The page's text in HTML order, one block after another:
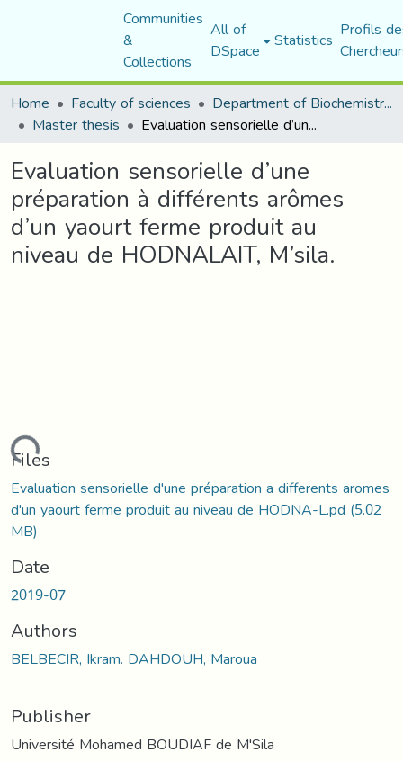
Communities
&
Collections
All of
DSpace Statistics Profils
Home
Faculty of sciences Department of Biochemistry and Microbiology
Master thesis Evaluation sensorielle d’une préparation à différents arômes d’un yaourt ferme produit au niveau de HODNALAIT, M’sila.
Evaluation sensorielle d’une
préparation à différents arômes
d’un yaourt ferme produit au
niveau de HODNALAIT, M’sila.
Files
Evaluation sensorielle d'une préparation a differents aromes
d'un yaourt ferme produit au niveau de HODNA-L.pd (5.02
MB)
Date
2019-07
Authors
BELBECIR, Ikram. DAHDOUH, Maroua
Publisher
Université Mohamed BOUDIAF de M'Sila